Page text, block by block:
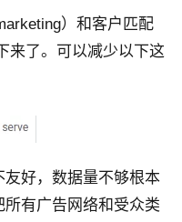
）和客户匹配
来了。可以减少以下这
好，数据量不够根本
有广告网络和受众类